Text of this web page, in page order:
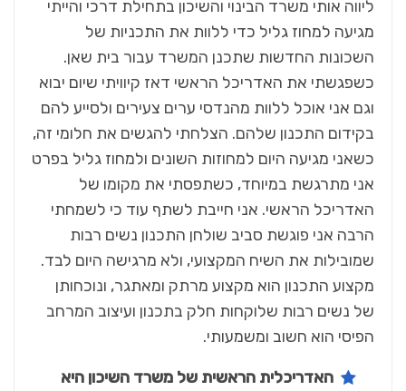
ליווה אותי משרד הבינוי והשיכון בתחילת דרכי והייתי
מגיעה למחוז גליל כדי ללוות את התכניות של
השכונות החדשות שתכנן המשרד עבור בית שאן.
כשפגשתי את האדריכל הראשי דאז קיוויתי שיום יבוא
וגם אני אוכל ללוות מהנדסי ערים צעירים ולסייע להם
בקידום התכנון שלהם. הצלחתי להגשים את חלומי זה,
כשאני מגיעה היום למחוזות השונים ולמחוז גליל בפרט
אני מתרגשת במיוחד, כשתפסתי את מקומו של
האדריכל הראשי. אני חייבת לשתף עוד כי לשמחתי
הרבה אני פוגשת סביב שולחן התכנון נשים רבות
שמובילות את השיח המקצועי, ולא מרגישה היום לבד.
מקצוע התכנון הוא מקצוע מרתק ומאתגר, ונוכחותן
של נשים רבות שלוקחות חלק בתכנון ועיצוב המרחב
הפיסי הוא חשוב ומשמעותי.
האדריכלית הראשית של משרד השיכון היא